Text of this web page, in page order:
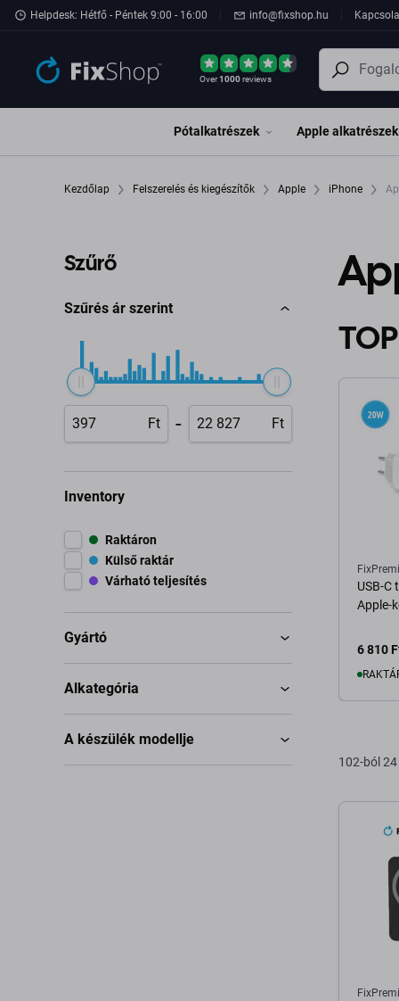
Ugrás az oldal fő részéhez
Helpdesk: Hétfő - Péntek 9:00 - 16:00 info@fixshop.hu
Over1000reviews
Pótalkatrészek Apple alkatrészek
Kezdőlap Felszerelés és kiegészítők Apple iPhone
Szűrő
Szűrés ár szerint
Ft - Ft
Inventory
Raktáron
Külső raktár
Várható teljesítés
Gyártó
Alkategória
A készülék modellje
USB-C
Apple-
6 810
102-ból